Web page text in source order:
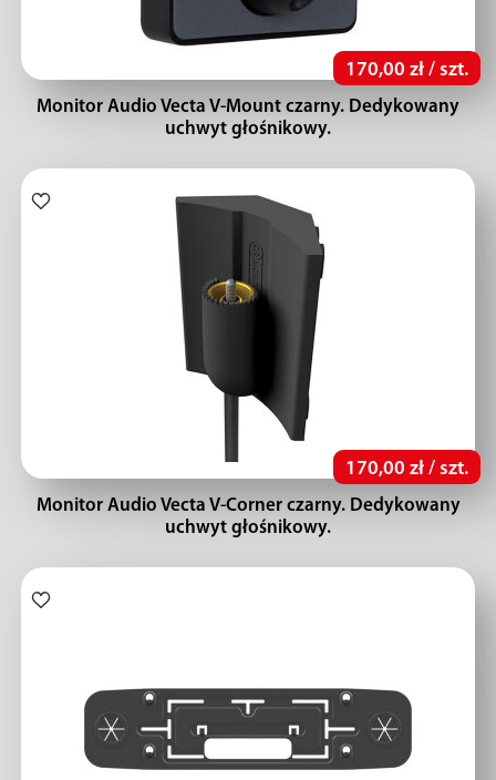
170,00 zł / szt.
Monitor Audio Vecta V-Mount czarny. Dedykowany
uchwyt głośnikowy.
170,00 zł / szt.
Monitor Audio Vecta V-Corner czarny. Dedykowany
uchwyt głośnikowy.